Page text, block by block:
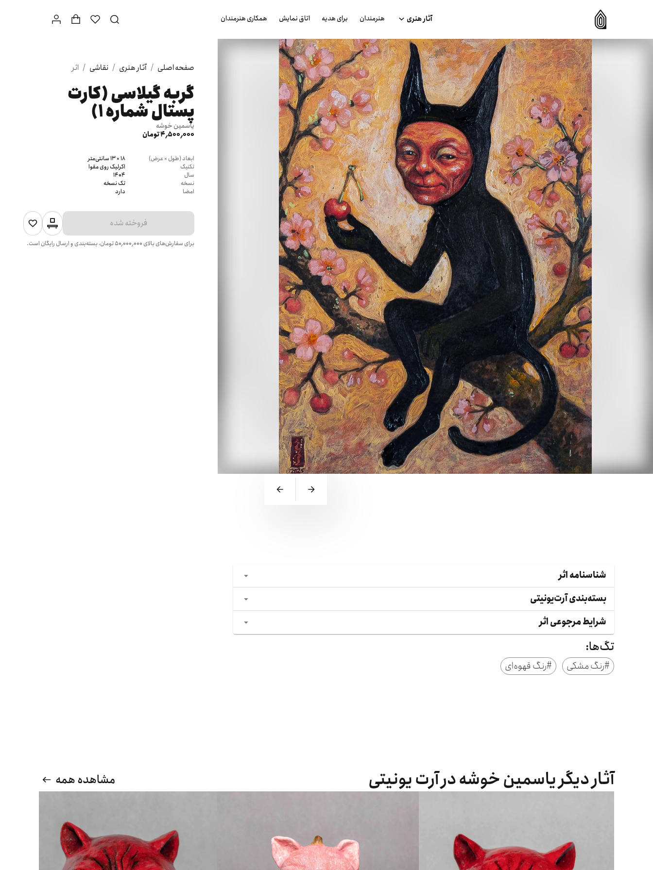
آثار هنری هنرمندان برای هدیه اتاق نمایش همکاری هنرمندان
صفحه اصلی / آثار هنری / نقاشی / اثر
گربه گيلاسى (كارت
پستال شماره ١)
یاسمین خوشه
4٬500٬000 تومان
ابعاد (طول × عرض)
18 × 13 سانتی‌متر
تکنیک
اکرلیک روی مقوا
سال
1404
نسخه
تک نسخه
امضا
دارد
فروخته شده
برای سفارش‌های بالای ۵۰٬۰۰۰٬۰۰۰تومان، بسته‌بندی و ارسال رایگان است.
شناسنامه اثر
بسته‌بندی آرت‌یونیتی
شرایط مرجوعی اثر
تگ‌ها:
#رنگ مشکی #رنگ قهوه‌ای
آثار دیگر یاسمین خوشه در آرت یونیتی مشاهده همه